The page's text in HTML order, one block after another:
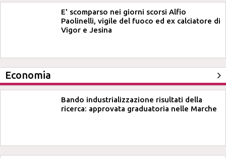
E' scomparso nei giorni scorsi Alfio
Paolinelli, vigile del fuoco ed ex calciatore di
Vigor e Jesina
Economia
Bando industrializzazione risultati della
ricerca: approvata graduatoria nelle Marche